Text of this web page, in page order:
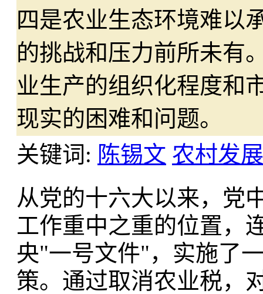
四是农业生态环境难以
的挑战和压力前所未有
业生产的组织化程度和
现实的困难和问题。
关键词: 陈锡文 农村发展
从党的十六大以来，党
工作重中之重的位置，
央"一号文件"，实施了
策。通过取消农业税，